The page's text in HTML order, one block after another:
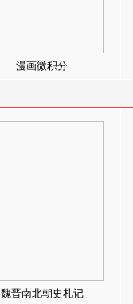
漫画微积分
魏晋南北朝史札记